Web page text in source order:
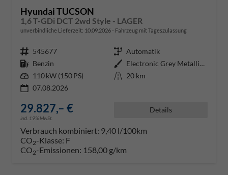
Hyundai TUCSON
1,6 T-GDi DCT 2wd Style - LAGER
unverbindliche Lieferzeit: 10.09.2026 Fahrzeug mit Tageszulassung
Fahrzeugnr. 545677 Getriebe Automatik
Kraftstoff Benzin Außenfarbe
Electronic Grey Metallic ()
Leistung 110 kW (150 PS) Kilometerstand 20 km
07.08.2026
29.827,– €
incl. 19% MwSt.
Details
Verbrauch kombiniert: 9,40 l/100km
CO2-Klasse: F
CO2-Emissionen: 158,00 g/km